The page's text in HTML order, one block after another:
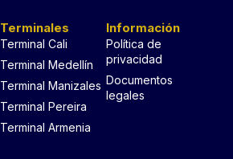
Terminales
Terminal Cali
Terminal Medellín
Terminal Manizales
Terminal Pereira
Terminal Armenia
Información
Política de
privacidad
Documentos
legales